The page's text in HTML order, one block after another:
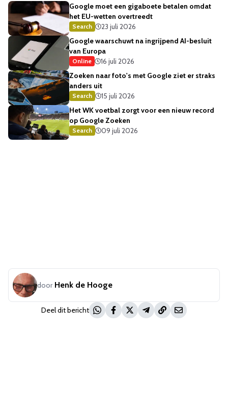
Google moet een gigaboete betalen omdat
het EU-wetten overtreedt
Search
23 juli 2026
Google waarschuwt na ingrijpend AI-besluit
van Europa
Online
16 juli 2026
Zoeken naar foto's met Google ziet er straks
anders uit
Search
15 juli 2026
Het WK voetbal zorgt voor een nieuw record
op Google Zoeken
Search 09 juli 2026
door Henk de Hooge
Deel dit bericht